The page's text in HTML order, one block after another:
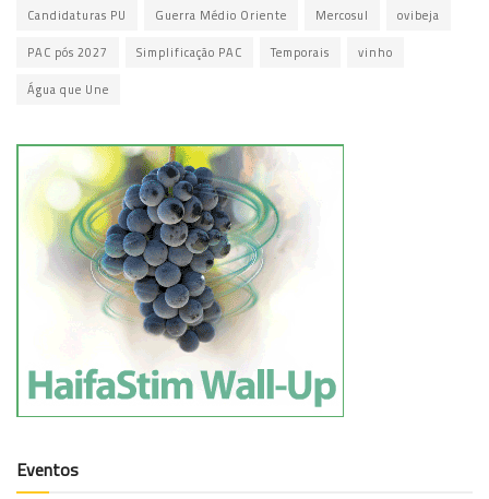
Candidaturas PU Guerra Médio Oriente Mercosul ovibeja
PAC pós 2027 Simplificação PAC Temporais vinho
Água que Une
Eventos